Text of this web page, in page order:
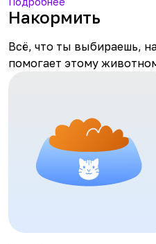
и научится доверию.
узнать, как у него дела.
Накормить
Всё, что ты выбираешь,
помогает этому